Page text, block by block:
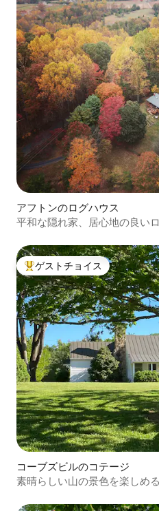
アフトンのログハウス
平和な隠れ家、居心地の良い
大好評のゲストチョイスです。
ゲストチョイス
コーブズビルのコテージ
素晴らしい山の景色を楽しめ